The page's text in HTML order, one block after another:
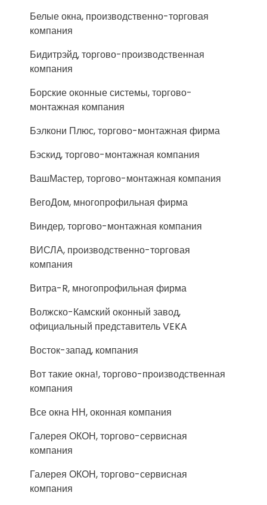
Белые окна, производственно-торговая
компания
Бидитрэйд, торгово-производственная
компания
Борские оконные системы, торгово-
монтажная компания
Бэлкони Плюс, торгово-монтажная фирма
Бэскид, торгово-монтажная компания
ВашМастер, торгово-монтажная компания
ВегоДом, многопрофильная фирма
Виндер, торгово-монтажная компания
ВИСЛА, производственно-торговая
компания
Витра-R, многопрофильная фирма
Волжско-Камский оконный завод,
официальный представитель VEKA
Восток-запад, компания
Вот такие окна!, торгово-производственная
компания
Все окна НН, оконная компания
Галерея ОКОН, торгово-сервисная
компания
Галерея ОКОН, торгово-сервисная
компания